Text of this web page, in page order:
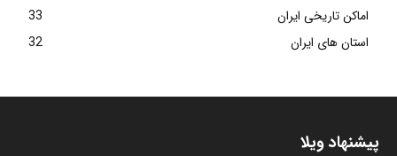
اماکن تاریخی ایران
33
استان های ایران
32
پیشنهاد ویلا